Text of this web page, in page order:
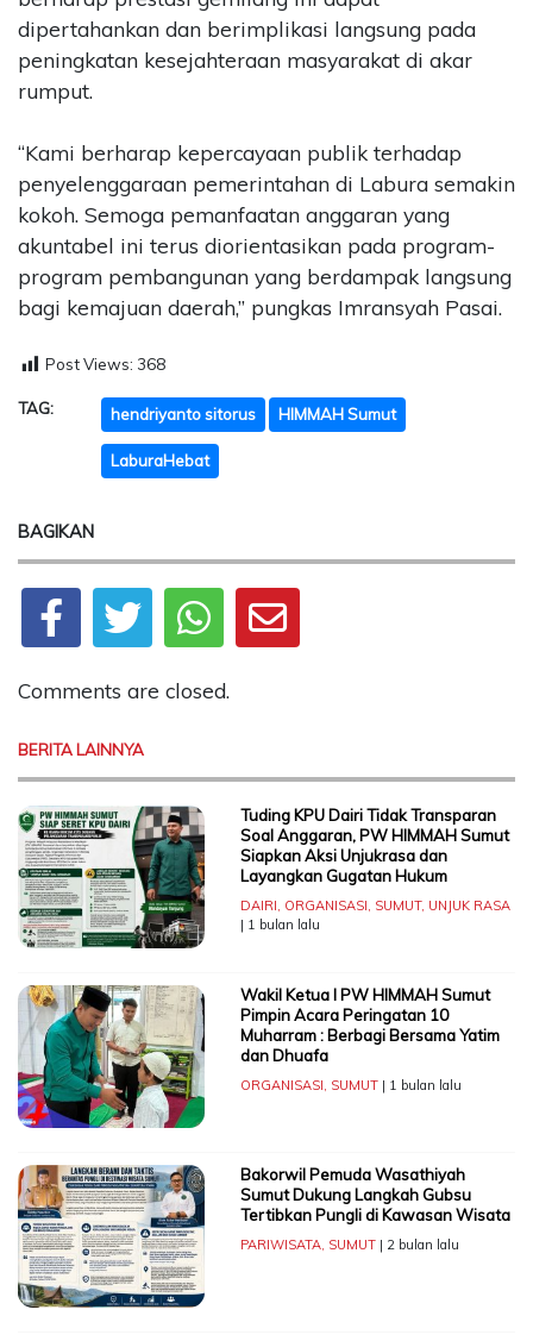
dipertahankan dan berimplikasi langsung pada
peningkatan kesejahteraan masyarakat di akar
rumput.
“Kami berharap kepercayaan publik terhadap
penyelenggaraan pemerintahan di Labura semakin
kokoh. Semoga pemanfaatan anggaran yang
akuntabel ini terus diorientasikan pada program-
program pembangunan yang berdampak langsung
bagi kemajuan daerah,” pungkas Imransyah Pasai.
Post Views: 368
TAG: hendriyanto sitorus HIMMAH Sumut
LaburaHebat
BAGIKAN
Comments are closed.
BERITA LAINNYA
Tuding KPU Dairi Tidak Transparan
Soal Anggaran, PW HIMMAH Sumut
Siapkan Aksi Unjukrasa dan
Layangkan Gugatan Hukum
DAIRI ORGANISASI SUMUT, UNJUK RASA
| 1 bulan lalu
Wakil Ketua I PW HIMMAH Sumut
Pimpin Acara Peringatan 10
Muharram : Berbagi Bersama Yatim
dan Dhuafa
ORGANISASI SUMUT| 1 bulan lalu
Bakorwil Pemuda Wasathiyah
Sumut Dukung Langkah Gubsu
Tertibkan Pungli di Kawasan Wisata
PARIWISATA, SUMUT| 2 bulan lalu